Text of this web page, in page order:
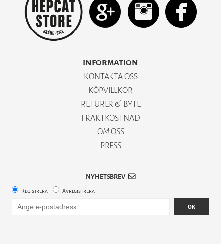
INFORMATION
KONTAKTA OSS
KÖPVILLKOR
RETURER & BYTE
FRAKTKOSTNAD
OM OSS
PRESS
NYHETSBREV
Registrera Avregistrera
OK